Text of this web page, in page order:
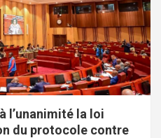
l’unanimité la loi
du protocole contre